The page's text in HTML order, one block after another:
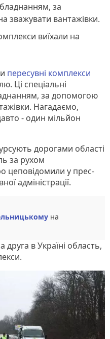
за
зважувати вантажівки.
виїхали на
пересувні комплекси
Ці спеціальні
за допомогою
Нагадаємо,
- один мільйон
дорогами області
за рухом
цеповідомили у прес-
адміністрації.
на
в Україні область,